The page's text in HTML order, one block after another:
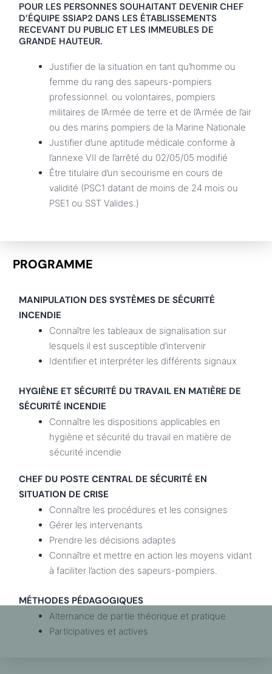
POUR LES PERSONNES SOUHAITANT DEVENIR CHEF
D’ÉQUIPE SSIAP2 DANS LES ÉTABLISSEMENTS
RECEVANT DU PUBLIC ET LES IMMEUBLES DE
GRANDE HAUTEUR.
Justifier de la situation en tant qu’homme ou
femme du rang des sapeurs-pompiers
professionnel. ou volontaires, pompiers
militaires de l’Armée de terre et de l’Armée de l’air
ou des marins pompiers de la Marine Nationale
Justifier d’une aptitude médicale conforme à
l’annexe VII de l’arrêté du 02/05/05 modifié
Être titulaire d’un secourisme en cours de
validité (PSC1 datant de moins de 24 mois ou
PSE1 ou SST Valides.)
PROGRAMME
MANIPULATION DES SYSTÈMES DE SÉCURITÉ
INCENDIE
Connaître les tableaux de signalisation sur
lesquels il est susceptible d’intervenir
Identifier et interpréter les différents signaux
HYGIÈNE ET SÉCURITÉ DU TRAVAIL EN MATIÈRE DE
SÉCURITÉ INCENDIE
Connaître les dispositions applicables en
hygiène et sécurité du travail en matière de
sécurité incendie
CHEF DU POSTE CENTRAL DE SÉCURITÉ EN
SITUATION DE CRISE
Connaître les procédures et les consignes
Gérer les intervenants
Prendre les décisions adaptes
Connaître et mettre en action les moyens vidant
à faciliter l’action des sapeurs-pompiers.
MÉTHODES PÉDAGOGIQUES
Alternance de partie théorique et pratique
Participatives et actives